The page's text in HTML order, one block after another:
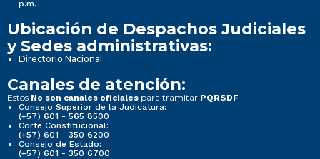
p.m.
Ubicación de Despachos Judiciales
y Sedes administrativas:
Directorio Nacional
Canales de atención:
Estos No son canales oficiales para tramitar PQRSDF
Consejo Superior de la Judicatura:
(+57) 601 - 565 8500
Corte Constitucional:
(+57) 601 - 350 6200
Consejo de Estado:
(+57) 601 - 350 6700